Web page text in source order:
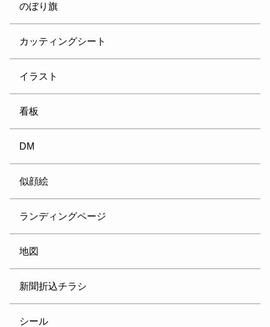
のぼり旗
カッティングシート
イラスト
看板
DM
似顔絵
ランディングページ
地図
新聞折込チラシ
シール